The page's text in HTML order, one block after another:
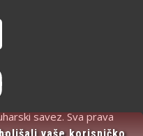
savez. Sva prava